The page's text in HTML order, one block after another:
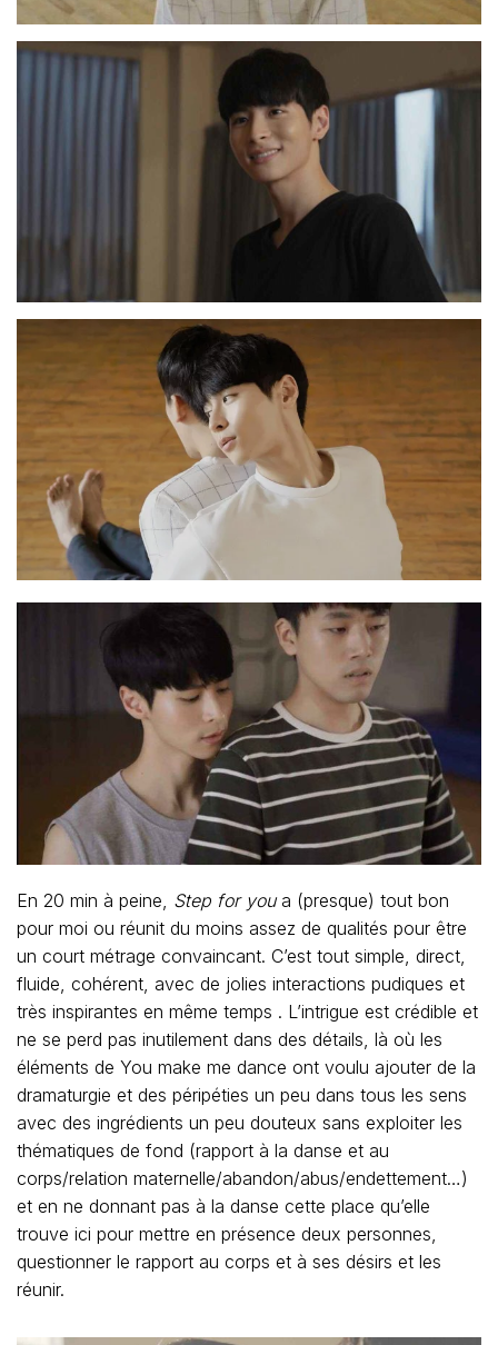
En 20 min à peine, Step for youa (presque) tout bon
pour moi ou réunit du moins assez de qualités pour être
un court métrage convaincant. C’est tout simple, direct,
fluide, cohérent, avec de jolies interactions pudiques et
très inspirantes en même temps . L’intrigue est crédible et
ne se perd pas inutilement dans des détails, là où les
éléments de You make me dance ont voulu ajouter de la
dramaturgie et des péripéties un peu dans tous les sens
avec des ingrédients un peu douteux sans exploiter les
thématiques de fond (rapport à la danse et au
corps/relation maternelle/abandon/abus/endettement…)
et en ne donnant pas à la danse cette place qu’elle
trouve ici pour mettre en présence deux personnes,
questionner le rapport au corps et à ses désirs et les
réunir.